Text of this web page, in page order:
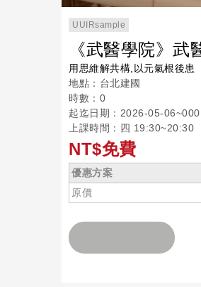
UUIRsample
《武醫學院》
用思維解共構,以元氣根後患
地點：台北建國
時數：0
起迄日期：2026-05-
上課時間：四 19:30~20:30
NT$免費
優惠方案
原價